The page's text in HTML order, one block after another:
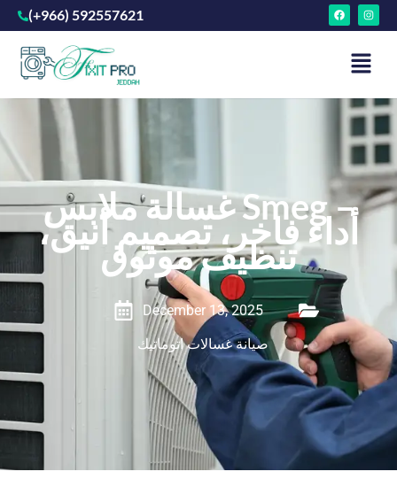
(+966) 592557621
غسالة ملابس Smeg –
أداء فاخر، تصميم أنيق،
تنظيف موثوق
December 13, 2025
صيانة غسالات اتوماتيك